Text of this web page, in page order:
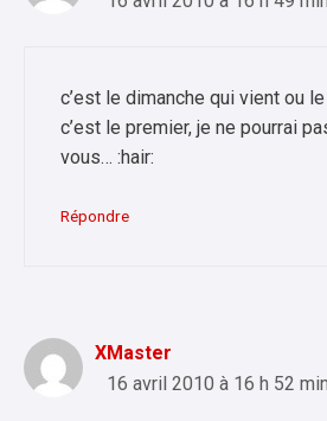
c’est le dimanche qui vient ou
c’est le premier, je ne pourrai
vous… :hair:
Répondre
XMaster
16 avril 2010 à 16 h 52 min